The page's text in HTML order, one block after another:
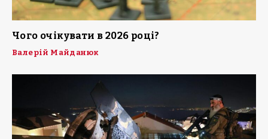
Чого очікувати в 2026 році?
Валерій Майданюк